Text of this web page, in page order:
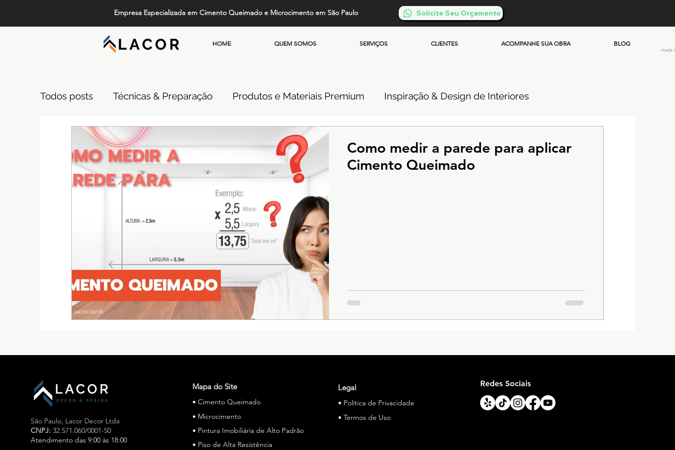
Empresa Especializada em Cimento Queimado e Microcimento em São Paulo Solicite Seu Orçamento
HOME QUEM SOMOS SERVIÇOS CLIENTES ACOMPANHE SUA OBRA BLOG
meta
Todos posts Técnicas & Preparação Produtos e Materiais Premium Inspiração & Design de Interiores
Design, Tendências e Serviços Piso de Cimento Queimado
Projetos de Alto Padrão Cimento Queimado Microcimento Queimado
Comparativos de Revestimentos Cimento Queimado Soluções Especiais
Como medir a parede para aplicar
Cimento Queimado
São Paulo, Lacor Decor Ltda
CNPJ: 32.571.060/0001-50
Atendimento das 9:00 às 18:00
Mapa do Site
• Cimento Queimado
• Microcimento
• Pintura Imobiliária de Alto Padrão
• Piso de Alta Resistência
Legal
• Política de Privacidade
• Termos de Uso
Redes Sociais